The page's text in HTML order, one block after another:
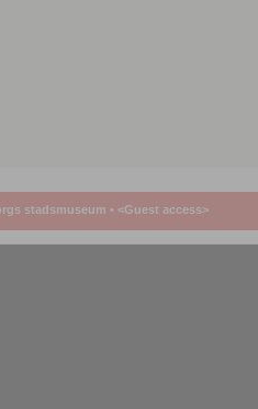
stadsmuseum • <Guest access>